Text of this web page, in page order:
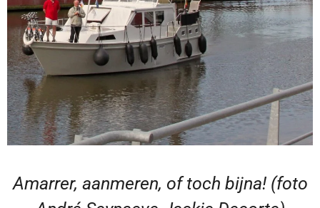
Amarrer, aanmeren, of toch bijna! (foto